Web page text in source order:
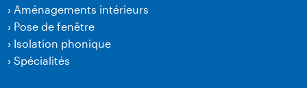
› Aménagements intérieurs
› Pose de fenêtre
› Isolation phonique
›Spécialités